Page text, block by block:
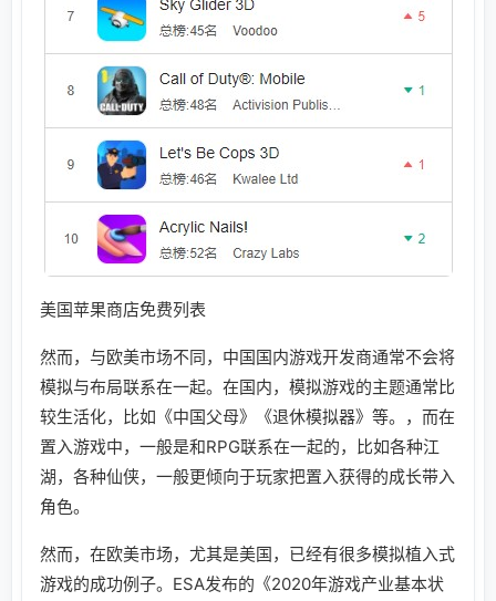
美国苹果商店免费列表
然而，与欧美市场不同，中国国内游戏开发商通常不会将
模拟与布局联系在一起。在国内，模拟游戏的主题通常比
较生活化，比如《中国父母》《退休模拟器》等。，而在
置入游戏中，一般是和RPG联系在一起的，比如各种江
湖，各种仙侠，一般更倾向于玩家把置入获得的成长带入
角色。
然而，在欧美市场，尤其是美国，已经有很多模拟植入式
游戏的成功例子。ESA发布的《2020年游戏产业基本状